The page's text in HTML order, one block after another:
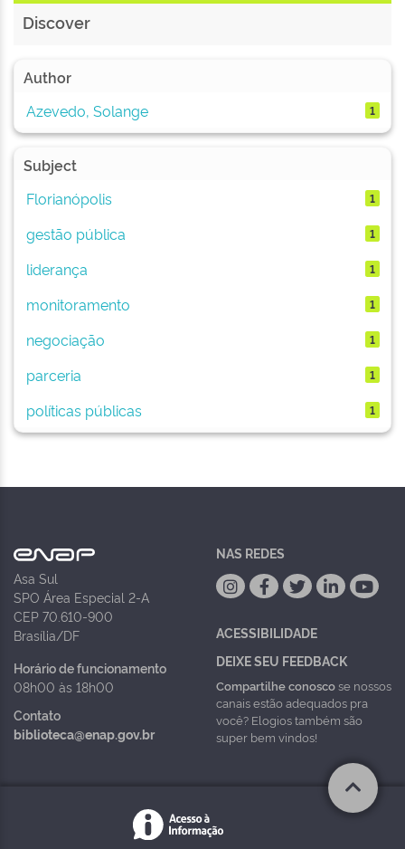
Discover
Author
Azevedo, Solange
1
Subject
Florianópolis
1
gestão pública 1
liderança 1
monitoramento 1
negociação 1
parceria 1
políticas públicas 1
Asa Sul
SPO Área Especial 2-A
CEP 70.610-900
Brasília/DF
Horário de funcionamento
08h00 às 18h00
Contato
biblioteca@enap.gov.br
NAS REDES
ACESSIBILIDADE
DEIXE SEU FEEDBACK
Compartilhe conoscose nossos
canais estão adequados pra
você? Elogios também são
super bem vindos!